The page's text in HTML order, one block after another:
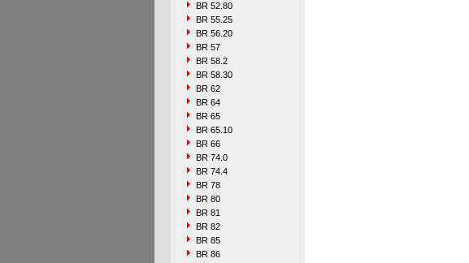
BR 52.80
BR 55.25
BR 56.20
BR 57
BR 58.2
BR 58.30
BR 62
BR 64
BR 65
BR 65.10
BR 66
BR 74.0
BR 74.4
BR 78
BR 80
BR 81
BR 82
BR 85
BR 86